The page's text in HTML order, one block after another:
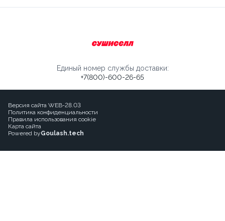
Единый номер службы доставки:
+7(800)-600-26-65
Версия сайта WEB-28.03
Политика конфиденциальности
Правила использования cookie
Карта сайта
Powered byGoulash.tech